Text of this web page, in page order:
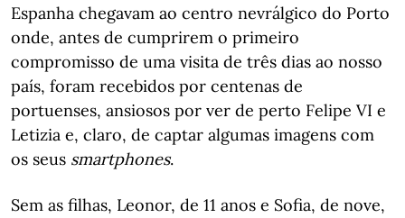
Espanha chegavam ao centro nevrálgico do Porto
onde, antes de cumprirem o primeiro
compromisso de uma visita de três dias ao nosso
país, foram recebidos por centenas de
portuenses, ansiosos por ver de perto Felipe VI e
Letizia e, claro, de captar algumas imagens com
os seus smartphones.
Sem as filhas, Leonor, de 11 anos e Sofia, de nove,